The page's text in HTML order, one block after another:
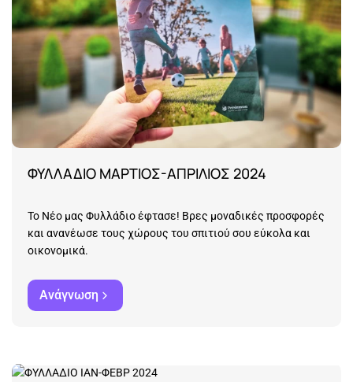
ΦΥΛΛΑΔΙΟ ΜΑΡΤΙΟΣ-ΑΠΡΙΛΙΟΣ 2024
Το Νέο μας Φυλλάδιο έφτασε! Βρες μοναδικές προσφορές
και ανανέωσε τους χώρους του σπιτιού σου εύκολα και
οικονομικά.
Ανάγνωση